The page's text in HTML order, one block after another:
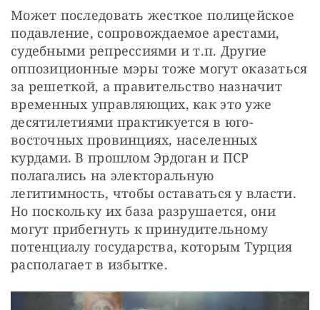
Может последовать жесткое полицейское
подавление, сопровождаемое арестами,
судебными репрессиями и т.п. Другие
оппозиционные мэры тоже могут оказаться
за решеткой, а правительство назначит
временных управляющих, как это уже
десятилетиями практикуется в юго-
восточных провинциях, населенных
курдами. В прошлом Эрдоган и ПСР
полагались на электоральную
легитимность, чтобы оставаться у власти.
Но поскольку их база разрушается, они
могут прибегнуть к принудительному
потенциалу государства, которым Турция
располагает в избытке.